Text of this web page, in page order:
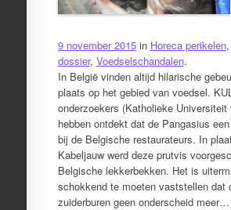
9 november 2015in Horeca perikelen,
dossier, Voedselschandalen.
In België vinden altijd hilarische
plaats op het gebied van voedsel.
onderzoekers (Katholieke Universiteit
hebben ontdekt dat de Pangasius
bij de Belgische restaurateurs. In
Kabeljauw werd deze prutvis
Belgische lekkerbekken. Het is
schokkend te moeten vaststellen dat
zuiderburen geen onderscheid meer…